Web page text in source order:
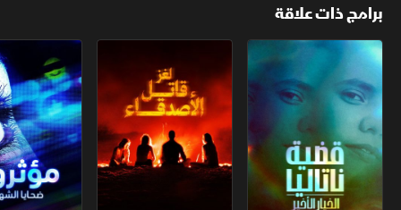
برامج ذات علاقة
قضية ناتاليا.. الخيار الأخير لغز قاتل الأصدقاء مؤثرون..